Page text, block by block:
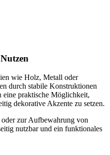
wie Holz, Metall oder
durch stabile Konstruktionen
eine praktische Möglichkeit,
dekorative Akzente zu setzen.
zur Aufbewahrung von
nutzbar und ein funktionales